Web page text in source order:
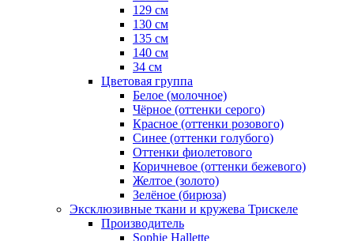
129 см
130 см
135 см
140 см
34 см
Цветовая группа
Белое (молочное)
Чёрное (оттенки серого)
Красное (оттенки розового)
Синее (оттенки голубого)
Оттенки фиолетового
Коричневое (оттенки бежевого)
Желтое (золото)
Зелёное (бирюза)
Эксклюзивные ткани и кружева Трискеле
Производитель
Sophie Hallette